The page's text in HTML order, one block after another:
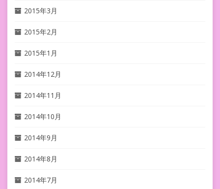
2015年3月
2015年2月
2015年1月
2014年12月
2014年11月
2014年10月
2014年9月
2014年8月
2014年7月